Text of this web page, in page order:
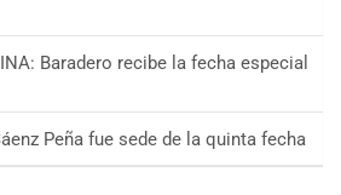
Baradero recibe la fecha especial
Peña fue sede de la quinta fecha